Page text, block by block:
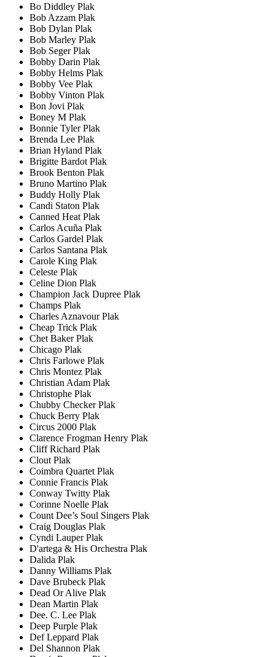
Bo Diddley Plak
Bob Azzam Plak
Bob Dylan Plak
Bob Marley Plak
Bob Seger Plak
Bobby Darin Plak
Bobby Helms Plak
Bobby Vee Plak
Bobby Vinton Plak
Bon Jovi Plak
Boney M Plak
Bonnie Tyler Plak
Brenda Lee Plak
Brian Hyland Plak
Brigitte Bardot Plak
Brook Benton Plak
Bruno Martino Plak
Buddy Holly Plak
Candi Staton Plak
Canned Heat Plak
Carlos Acuña Plak
Carlos Gardel Plak
Carlos Santana Plak
Carole King Plak
Celeste Plak
Celine Dion Plak
Champion Jack Dupree Plak
Champs Plak
Charles Aznavour Plak
Cheap Trick Plak
Chet Baker Plak
Chicago Plak
Chris Farlowe Plak
Chris Montez Plak
Christian Adam Plak
Christophe Plak
Chubby Checker Plak
Chuck Berry Plak
Circus 2000 Plak
Clarence Frogman Henry Plak
Cliff Richard Plak
Clout Plak
Coimbra Quartet Plak
Connie Francis Plak
Conway Twitty Plak
Corinne Noelle Plak
Count Dee’s Soul Singers Plak
Craig Douglas Plak
Cyndi Lauper Plak
D'artega & His Orchestra Plak
Dalida Plak
Danny Williams Plak
Dave Brubeck Plak
Dead Or Alive Plak
Dean Martin Plak
Dee. C. Lee Plak
Deep Purple Plak
Def Leppard Plak
Del Shannon Plak